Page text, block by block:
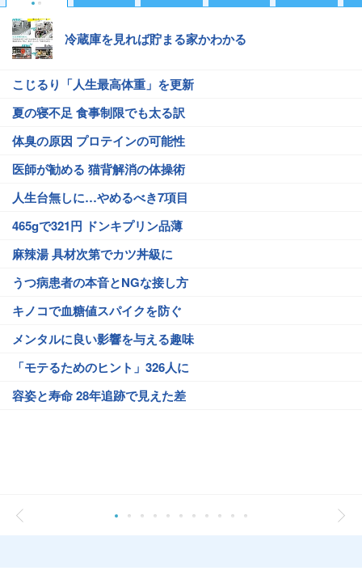
冷蔵庫を見れば貯まる家かわかる
こじるり「人生最高体重」を更新
夏の寝不足 食事制限でも太る訳
体臭の原因 プロテインの可能性
医師が勧める 猫背解消の体操術
人生台無しに…やめるべき7項目
465gで321円 ドンキプリン品薄
麻辣湯 具材次第でカツ丼級に
うつ病患者の本音とNGな接し方
キノコで血糖値スパイクを防ぐ
メンタルに良い影響を与える趣味
「モテるためのヒント」326人に
容姿と寿命 28年追跡で見えた差